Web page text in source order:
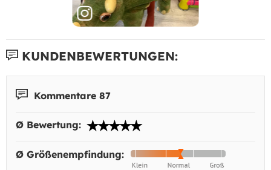
KUNDENBEWERTUNGEN:
Kommentare 87
Ø Bewertung:
Ø Größenempfindung: